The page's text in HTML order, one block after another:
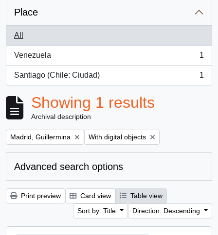
Place
All
Venezuela
, 1 results
1
Santiago (Chile: Ciudad)
, 1 results
1
Showing 1 results
Archival description
Remove filter:
Madrid, Guillermina Remove filter:
With digital objects
Advanced search options
Print preview Card view
Table view
Sort by: Title
Direction: Descending